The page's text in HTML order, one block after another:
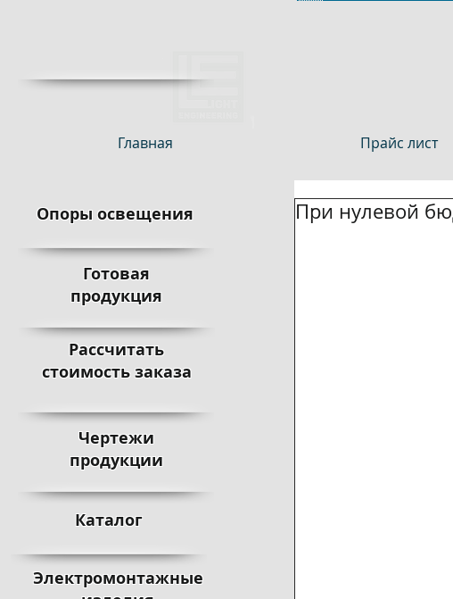
Главная Прайс лист
Опоры освещения
Готовая
продукция
Рассчитать
стоимость заказа
Чертежи
продукции
Каталог
Электромонтажные
При нулевой